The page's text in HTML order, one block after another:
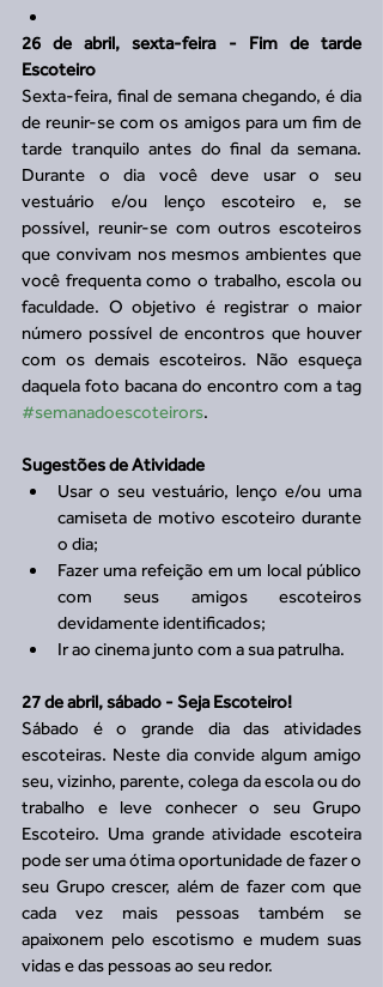
26 de abril, sexta-feira - Fim de tarde
Escoteiro
Sexta-feira, final de semana chegando, é dia
de reunir-se com os amigos para um fim de
tarde tranquilo antes do final da semana.
Durante o dia você deve usar o seu
vestuário e/ou lenço escoteiro e, se
possível, reunir-se com outros escoteiros
que convivam nos mesmos ambientes que
você frequenta como o trabalho, escola ou
faculdade. O objetivo é registrar o maior
número possível de encontros que houver
com os demais escoteiros. Não esqueça
#semanadoescoteirors.
Sugestões de Atividade
Usar o seu vestuário, lenço e/ou uma
camiseta de motivo escoteiro durante
o dia;
Fazer uma refeição em um local público
com seus amigos escoteiros
devidamente identificados;
Ir ao cinema junto com a sua patrulha.
27 de abril, sábado - Seja Escoteiro!
Sábado é o grande dia das atividades
escoteiras. Neste dia convide algum amigo
seu, vizinho, parente, colega da escola ou do
trabalho e leve conhecer o seu Grupo
Escoteiro. Uma grande atividade escoteira
pode ser uma ótima oportunidade de fazer o
seu Grupo crescer, além de fazer com que
cada vez mais pessoas também se
apaixonem pelo escotismo e mudem suas
vidas e das pessoas ao seu redor.